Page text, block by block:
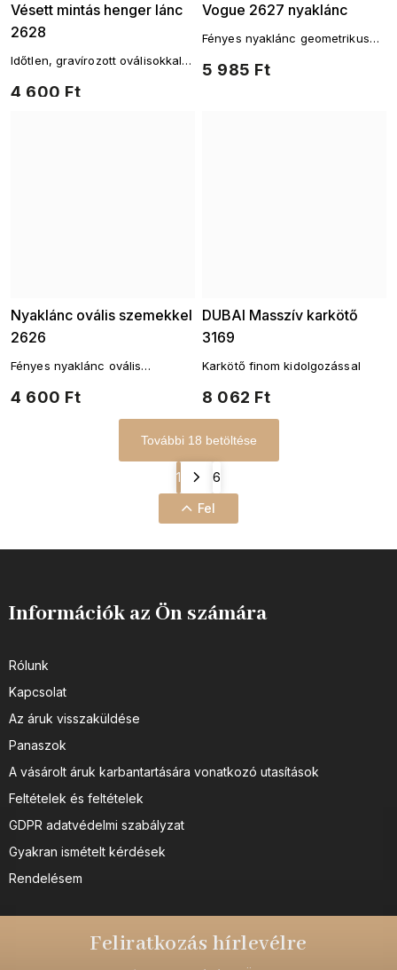
Vésett mintás henger lánc
2628
4 600 Ft
Időtlen, gravírozott oválisokkal
Vogue 2627 nyaklánc
5 985 Ft
Fényes nyaklánc geometrikus
Nyaklánc ovális szemekkel
2626
4 600 Ft
Fényes nyaklánc ovális
DUBAI Masszív karkötő
3169
8 062 Ft
Karkötő finom kidolgozással
További 18 betöltése
1 6
Fel
Információk az Ön számára
Rólunk
Kapcsolat
Az áruk visszaküldése
Panaszok
A vásárolt áruk karbantartására vonatkozó utasítások
Feltételek és feltételek
GDPR adatvédelmi szabályzat
Gyakran ismételt kérdések
Rendelésem
Feliratkozás hírlevélre